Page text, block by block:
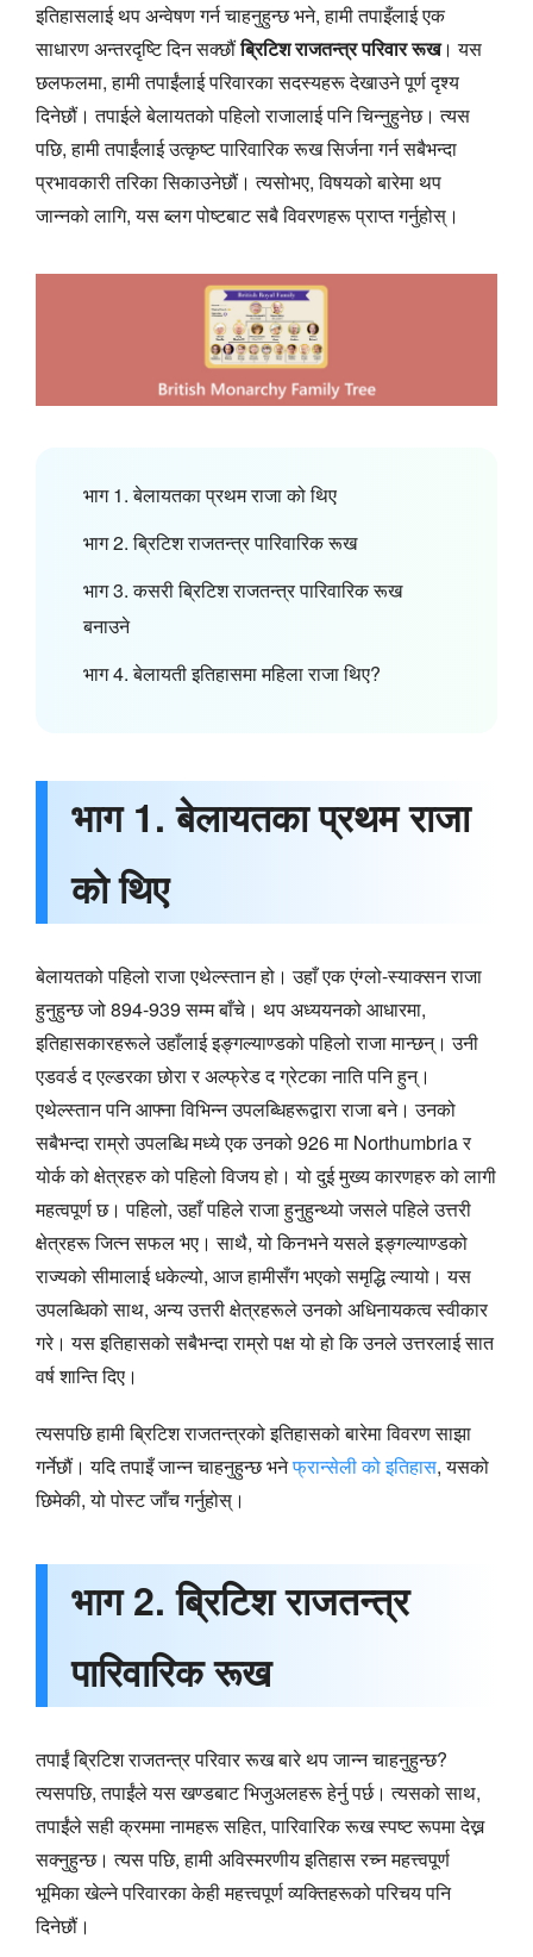
इतिहासलाई थप अन्वेषण गर्न चाहनुहुन्छ भने, हामी तपाइँलाई एक
साधारण अन्तरदृष्टि दिन सक्छौंब्रिटिश राजतन्त्र परिवार रूख। यस
छलफलमा, हामी तपाईंलाई परिवारका सदस्यहरू देखाउने पूर्ण दृश्य
दिनेछौं। तपाईले बेलायतको पहिलो राजालाई पनि चिन्नुहुनेछ। त्यस
पछि, हामी तपाईंलाई उत्कृष्ट पारिवारिक रूख सिर्जना गर्न सबैभन्दा
प्रभावकारी तरिका सिकाउनेछौं। त्यसोभए, विषयको बारेमा थप
जान्नको लागि, यस ब्लग पोष्टबाट सबै विवरणहरू प्राप्त गर्नुहोस्।
भाग 1. बेलायतका प्रथम राजा को थिए
भाग 2. ब्रिटिश राजतन्त्र पारिवारिक रूख
भाग 3. कसरी ब्रिटिश राजतन्त्र पारिवारिक रूख
बनाउने
भाग 4. बेलायती इतिहासमा महिला राजा थिए?
भाग 1. बेलायतका प्रथम राजा
को थिए
बेलायतको पहिलो राजा एथेल्स्तान हो। उहाँ एक एंग्लो-स्याक्सन राजा
हुनुहुन्छ जो 894-939 सम्म बाँचे। थप अध्ययनको आधारमा,
इतिहासकारहरूले उहाँलाई इङ्गल्याण्डको पहिलो राजा मान्छन्। उनी
एडवर्ड द एल्डरका छोरा र अल्फ्रेड द ग्रेटका नाति पनि हुन्।
एथेल्स्तान पनि आफ्ना विभिन्न उपलब्धिहरूद्वारा राजा बने। उनको
सबैभन्दा राम्रो उपलब्धि मध्ये एक उनको 926 मा Northumbria र
योर्क को क्षेत्रहरु को पहिलो विजय हो। यो दुई मुख्य कारणहरु को लागी
महत्वपूर्ण छ। पहिलो, उहाँ पहिले राजा हुनुहुन्थ्यो जसले पहिले उत्तरी
क्षेत्रहरू जित्न सफल भए। साथै, यो किनभने यसले इङ्गल्याण्डको
राज्यको सीमालाई धकेल्यो, आज हामीसँग भएको समृद्धि ल्यायो। यस
उपलब्धिको साथ, अन्य उत्तरी क्षेत्रहरूले उनको अधिनायकत्व स्वीकार
गरे। यस इतिहासको सबैभन्दा राम्रो पक्ष यो हो कि उनले उत्तरलाई सात
वर्ष शान्ति दिए।
त्यसपछि हामी ब्रिटिश राजतन्त्रको इतिहासको बारेमा विवरण साझा
गर्नेछौं। यदि तपाइँ जान्न चाहनुहुन्छ भनेफ्रान्सेली को इतिहास, यसको
छिमेकी, यो पोस्ट जाँच गर्नुहोस्।
भाग 2. ब्रिटिश राजतन्त्र
पारिवारिक रूख
तपाईं ब्रिटिश राजतन्त्र परिवार रूख बारे थप जान्न चाहनुहुन्छ?
त्यसपछि, तपाईंले यस खण्डबाट भिजुअलहरू हेर्नु पर्छ। त्यसको साथ,
तपाईंले सही क्रममा नामहरू सहित, पारिवारिक रूख स्पष्ट रूपमा देख्न
सक्नुहुन्छ। त्यस पछि, हामी अविस्मरणीय इतिहास रच्न महत्त्वपूर्ण
भूमिका खेल्ने परिवारका केही महत्त्वपूर्ण व्यक्तिहरूको परिचय पनि
दिनेछौं।